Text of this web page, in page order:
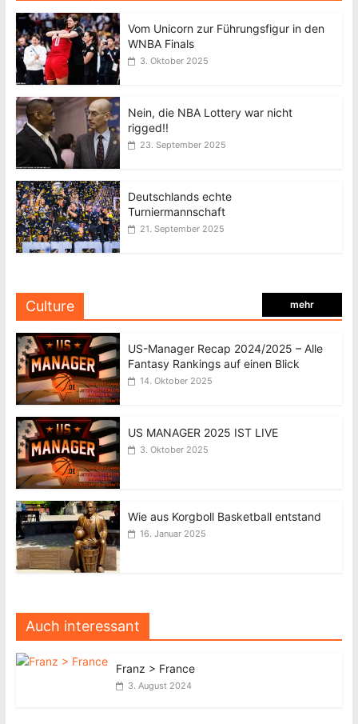
Vom Unicorn zur Führungsfigur in den
WNBA Finals
3. Oktober 2025
Nein, die NBA Lottery war nicht
rigged!!
23. September 2025
Deutschlands echte
Turniermannschaft
21. September 2025
Culture mehr
US-Manager Recap 2024/2025 – Alle
Fantasy Rankings auf einen Blick
14. Oktober 2025
US MANAGER 2025 IST LIVE
3. Oktober 2025
Wie aus Korgboll Basketball entstand
16. Januar 2025
Auch interessant
Franz > France
3. August 2024